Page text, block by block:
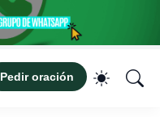
Pedir oración